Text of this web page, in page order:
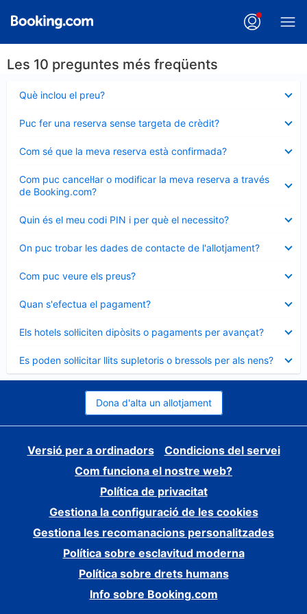
Les 10 preguntes més freqüents
Què inclou el preu?
tancat
Puc fer una reserva sense targeta de crèdit?
tancat
Com sé que la meva reserva està confirmada?
tancat
Com puc cancel·lar o modificar la meva reserva a través
de Booking.com?
tancat
Quin és el meu codi PIN i per què el necessito?
tancat
On puc trobar les dades de contacte de l'allotjament?
tancat
Com puc veure els preus?
tancat
Quan s'efectua el pagament?
tancat
Els hotels sol·liciten dipòsits o pagaments per avançat?
tancat
Es poden sol·licitar llits supletoris o bressols per als nens?
tancat
Dona d'alta un allotjament
Versió per a ordinadors
Condicions del servei
Com funciona el nostre web?
Política de privacitat
Gestiona la configuració de les cookies
Gestiona les recomanacions personalitzades
Política sobre esclavitud moderna
Política sobre drets humans
Info sobre Booking.com